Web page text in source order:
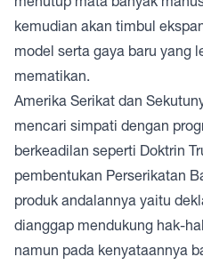
kemudian akan timbul
model serta gaya baru yang
mematikan.
Amerika Serikat dan
mencari simpati dengan
berkeadilan seperti Doktrin
pembentukan Perserikatan
produk andalannya yaitu
dianggap mendukung hak-
namun pada kenyataannya